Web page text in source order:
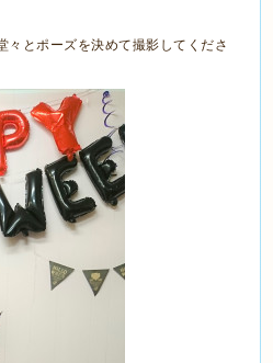
々とポーズを決めて撮影してくださ